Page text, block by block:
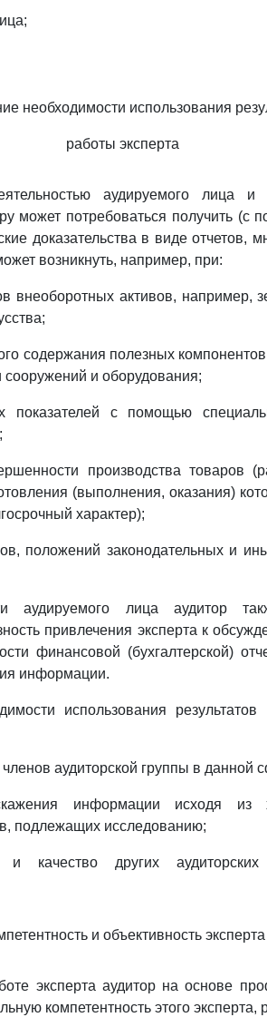
необходимости использования
работы эксперта
аудируемого лица и
может потребоваться получить (с
доказательства в виде отчетов,
возникнуть, например, при:
внеоборотных активов, например,
содержания полезных
сооружений и оборудования;
показателей с помощью
производства товаров
(выполнения, оказания)
характер);
положений законодательных и
аудируемого лица аудитор
привлечения эксперта к
финансовой (бухгалтерской)
информации.
использования результатов
аудиторской группы в данной
информации исходя из
подлежащих исследованию;
качество других аудиторских
и объективность эксперта
эксперта аудитор на основе
компетентность этого эксперта,